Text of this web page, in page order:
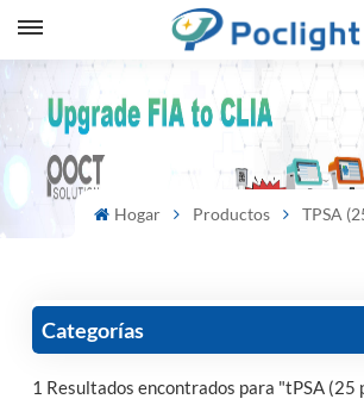
Hogar Productos TPSA
Categorías
1 Resultados encontrados para "tPSA (25